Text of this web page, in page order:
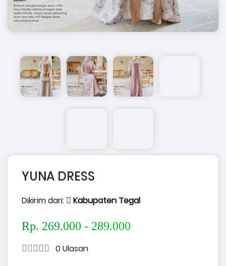
YUNA DRESS
Dikirim dari: Kabupaten Tegal
Rp. 269.000 - 289.000
0 Ulasan